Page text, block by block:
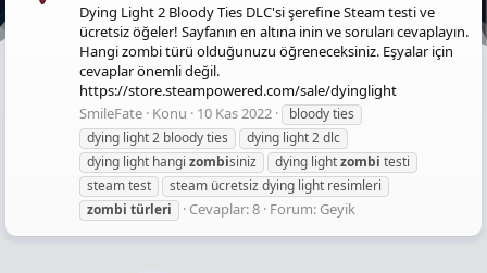
Dying Light 2 Bloody Ties DLC'si şerefine Steam testi ve
ücretsiz öğeler! Sayfanın en altına inin ve soruları cevaplayın.
Hangi zombi türü olduğunuzu öğreneceksiniz. Eşyalar için
cevaplar önemli değil.
https://store.steampowered.com/sale/dyinglight
SmileFate Konu 10 Kas 2022
bloody ties
dying light 2 bloody ties
dying light 2 dlc
dying light hangi zombisiniz dying lightzombi testi
steam test
steam ücretsiz dying light resimleri
zombi türleri Cevaplar: 8 Forum: Geyik